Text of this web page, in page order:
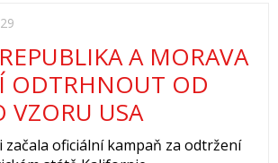
A MORAVA
ODTRHNOUT OD
VZORU USA
začala oficiální kampaň za odtržení